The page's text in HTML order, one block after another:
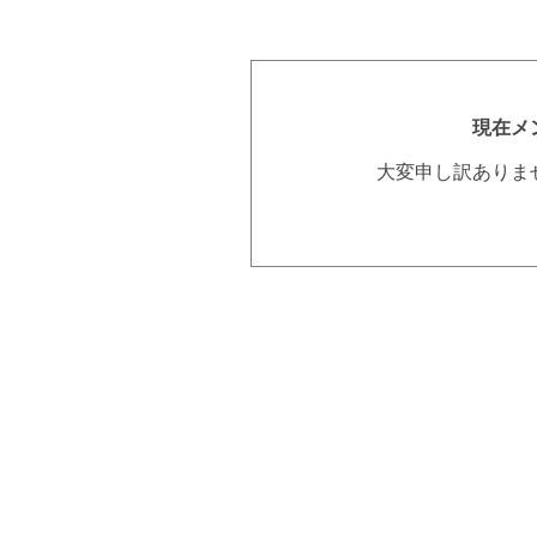
現在メ
大変申し訳あり